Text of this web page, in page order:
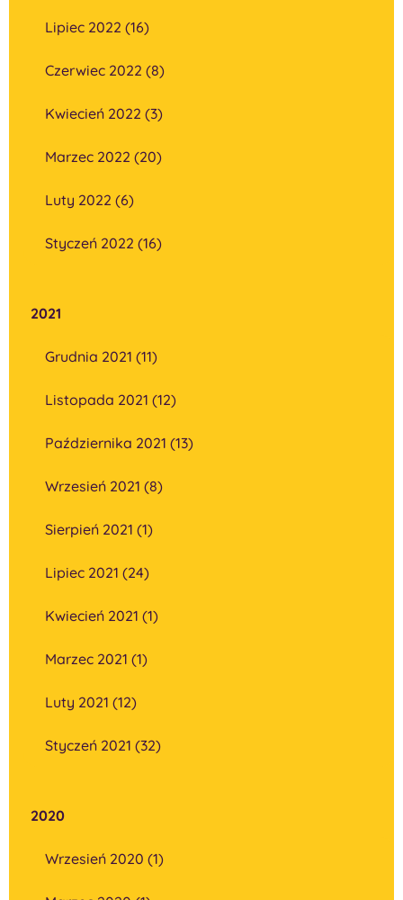
Lipiec 2022 (16)
Czerwiec 2022 (8)
Kwiecień 2022 (3)
Marzec 2022 (20)
Luty 2022 (6)
Styczeń 2022 (16)
2021
Grudnia 2021 (11)
Listopada 2021 (12)
Października 2021 (13)
Wrzesień 2021 (8)
Sierpień 2021 (1)
Lipiec 2021 (24)
Kwiecień 2021 (1)
Marzec 2021 (1)
Luty 2021 (12)
Styczeń 2021 (32)
2020
Wrzesień 2020 (1)